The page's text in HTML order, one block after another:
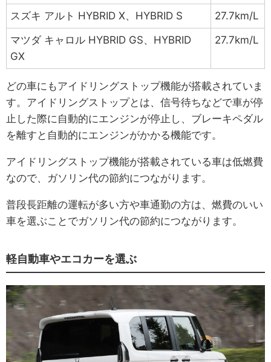
スズキ アルト HYBRID X、HYBRID S
27.7km/L
マツダ キャロル HYBRID GS、HYBRID
GX
27.7km/L
どの車にもアイドリングストップ機能が搭載されていま
す。アイドリングストップとは、信号待ちなどで車が停
止した際に自動的にエンジンが停止し、ブレーキペダル
を離すと自動的にエンジンがかかる機能です。
アイドリングストップ機能が搭載されている車は低燃費
なので、ガソリン代の節約につながります。
普段長距離の運転が多い方や車通勤の方は、燃費のいい
車を選ぶことでガソリン代の節約につながります。
軽自動車やエコカーを選ぶ